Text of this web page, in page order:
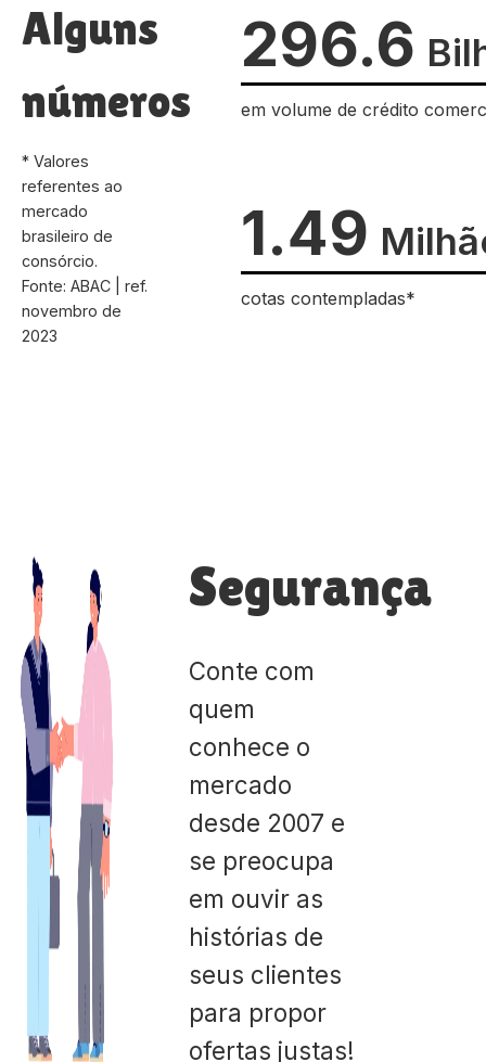
Alguns
números
* Valores
referentes ao
mercado
brasileiro de
consórcio.
Fonte: ABAC | ref.
novembro de
2023
296.6
em volume de crédito
1.49
cotas contempladas*
Segurança
Conte com
quem
conhece o
mercado
desde 2007 e
se preocupa
em ouvir as
histórias de
seus clientes
para propor
ofertas justas!